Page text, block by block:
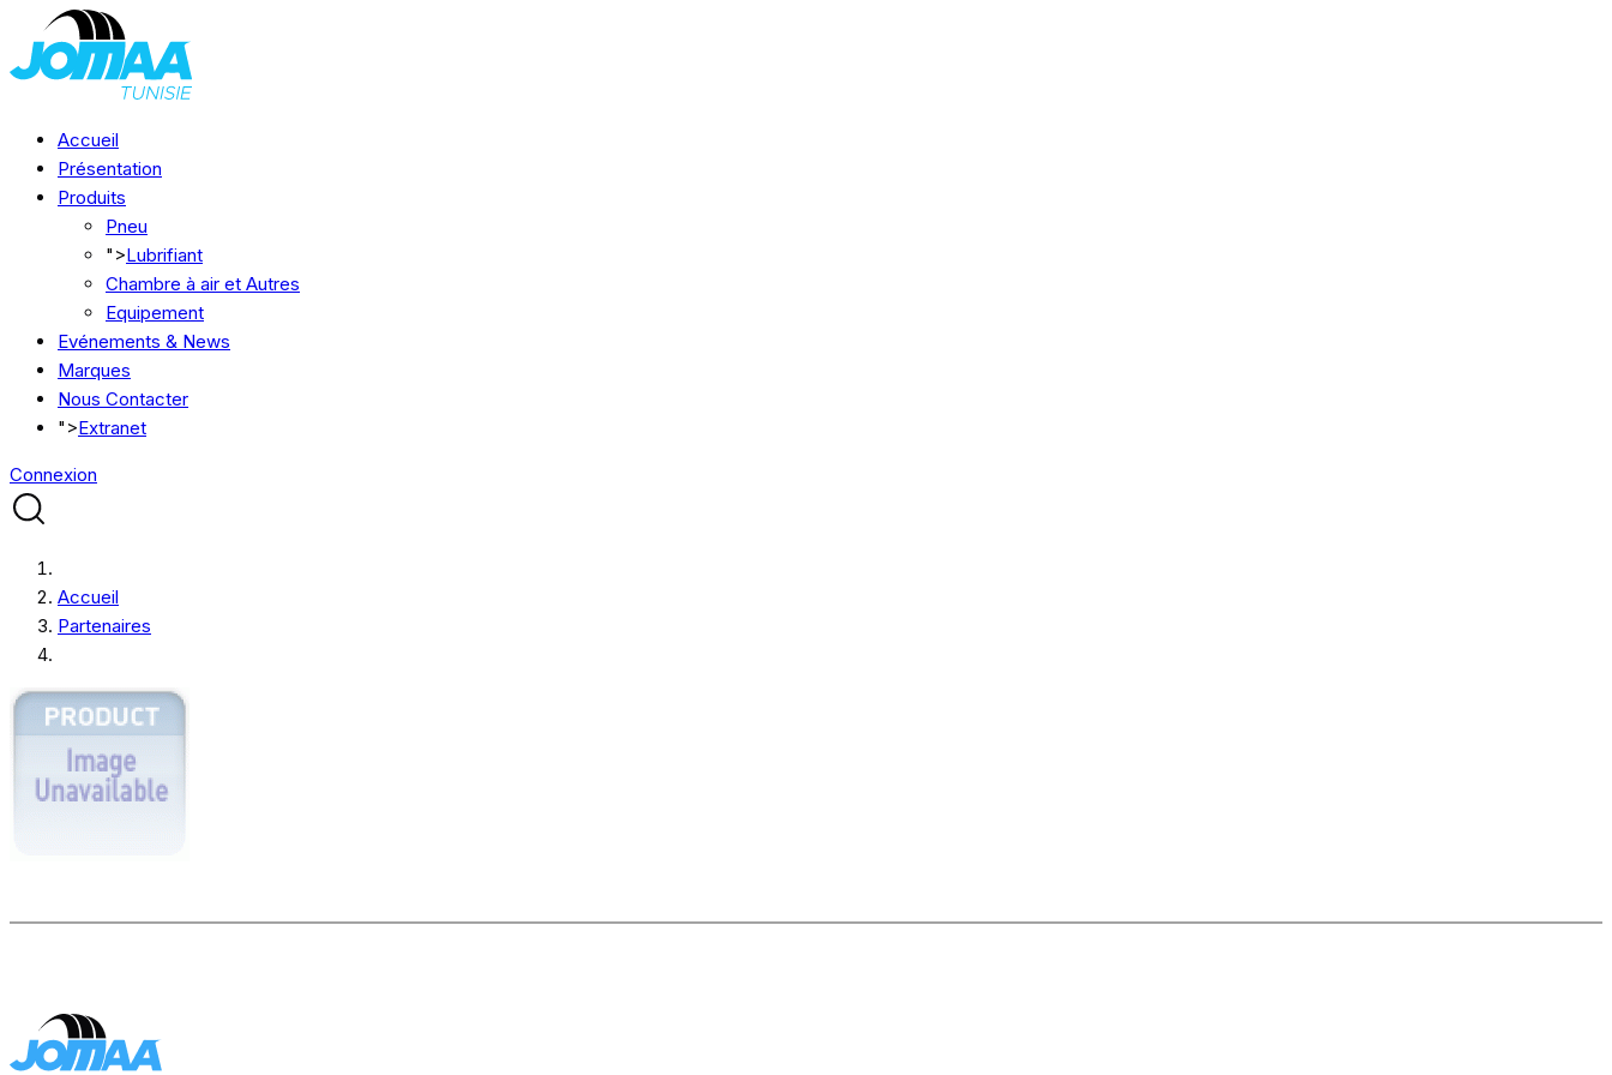
Accueil
Présentation
Produits
Pneu
">Lubrifiant
Chambre à air et Autres
Equipement
Evénements & News
Marques
Nous Contacter
">Extranet
Connexion
Accueil
Partenaires